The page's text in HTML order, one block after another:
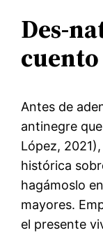
Des-
cuento
Antes de
antinegre
López,
histórica
hagámoslo
mayores.
el presente